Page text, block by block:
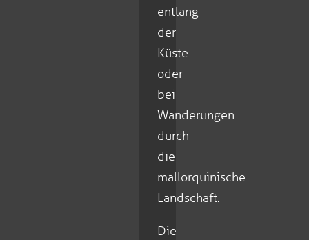
entlang
der
Küste
oder
bei
Wanderungen
durch
die
mallorquinische
Landschaft.
Die